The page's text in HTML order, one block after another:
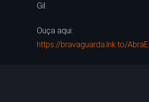
Gil.
Ouça aqui:
https://bravaguarda.lnk.to/